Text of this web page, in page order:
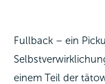
Fullback – ein
einem Teil der